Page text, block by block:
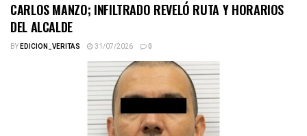
CARLOS MANZO; INFILTRADO REVELÓ RUTA Y HORARIOS
DEL ALCALDE
BYEDICION_VERITAS 31/07/2026 0